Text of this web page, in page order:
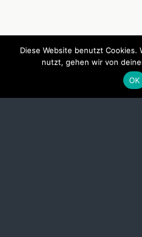
Diese Website benutzt Cookies.
nutzt, gehen wir von
OK